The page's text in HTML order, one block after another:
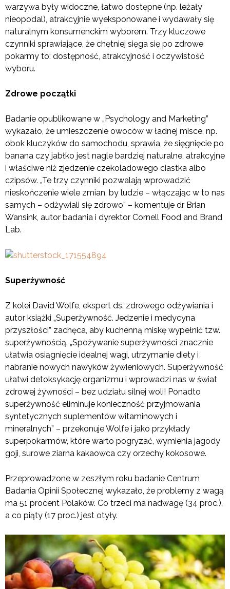
warzywa były widoczne, łatwo dostępne (np. leżały
nieopodal), atrakcyjnie wyeksponowane i wydawały się
naturalnym konsumenckim wyborem. Trzy kluczowe
czynniki sprawiające, że chętniej sięga się po zdrowe
pokarmy to: dostępność, atrakcyjność i oczywistość
wyboru.
Zdrowe początki
Badanie opublikowane w „Psychology and Marketing”
wykazało, że umieszczenie owoców w ładnej misce, np.
obok kluczyków do samochodu, sprawia, że sięgnięcie po
banana czy jabłko jest nagle bardziej naturalne, atrakcyjne
i właściwe niż zjedzenie czekoladowego ciastka albo
czipsów. „Te trzy czynniki pozwalają wprowadzić
nieskończenie wiele zmian, by ludzie – włączając w to nas
samych – odżywiali się zdrowo” – komentuje dr Brian
Wansink, autor badania i dyrektor Cornell Food and Brand
Lab.
Superżywność
Z kolei David Wolfe, ekspert ds. zdrowego odżywiania i
autor książki „Superżywność. Jedzenie i medycyna
przyszłości” zachęca, aby kuchenną miskę wypełnić tzw.
superżywnością. „Spożywanie superżywności znacznie
ułatwia osiągnięcie idealnej wagi, utrzymanie diety i
nabranie nowych nawyków żywieniowych. Superżywność
ułatwi detoksykację organizmu i wprowadzi nas w świat
zdrowej żywności – bez udziału silnej woli! Ponadto
superżywność eliminuje konieczność przyjmowania
syntetycznych suplementów witaminowych i
mineralnych” – przekonuje Wolfe i jako przykłady
superpokarmów, które warto pogryzać, wymienia jagody
goji, surowe ziarna kakaowca czy orzechy kokosowe.
Przeprowadzone w zeszłym roku badanie Centrum
Badania Opinii Społecznej wykazało, że problemy z wagą
ma 51 procent Polaków. Co trzeci ma nadwagę (34 proc.),
a co piąty (17 proc.) jest otyły.